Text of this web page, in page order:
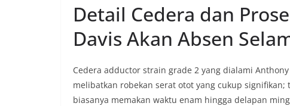
Detail Cedera dan
Davis Akan Absen
Cedera adductor strain grade 2 yang dialami
melibatkan robekan serat otot yang cukup
biasanya memakan waktu enam hingga delapan